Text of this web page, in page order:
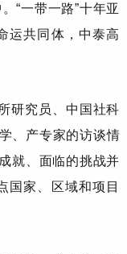
“一带一路”十年亚
运共同体，中泰高
研究员、中国社科
、产专家的访谈情
就、面临的挑战并
国家、区域和项目